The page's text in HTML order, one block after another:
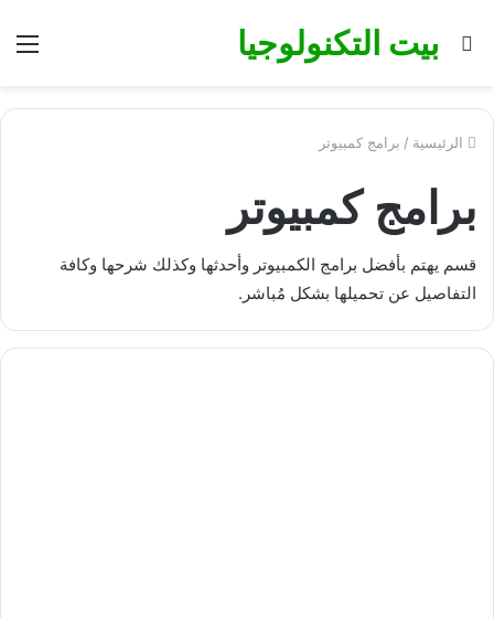
بيت التكنولوجيا
بحث
الرئيسية / برامج كمبيوتر
برامج كمبيوتر
قسم يهتم بأفضل برامج الكمبيوتر وأحدثها وكذلك شرحها وكافة
التفاصيل عن تحميلها بشكل مُباشر.